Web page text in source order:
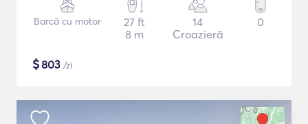
Barcă cu motor
27 ft
8 m
14
Croazieră
0
$803 /zi